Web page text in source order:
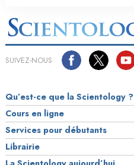
SUIVEZ-NOUS
Qu’est-ce que la Scientology ?
Cours en ligne
Services pour débutants
Librairie